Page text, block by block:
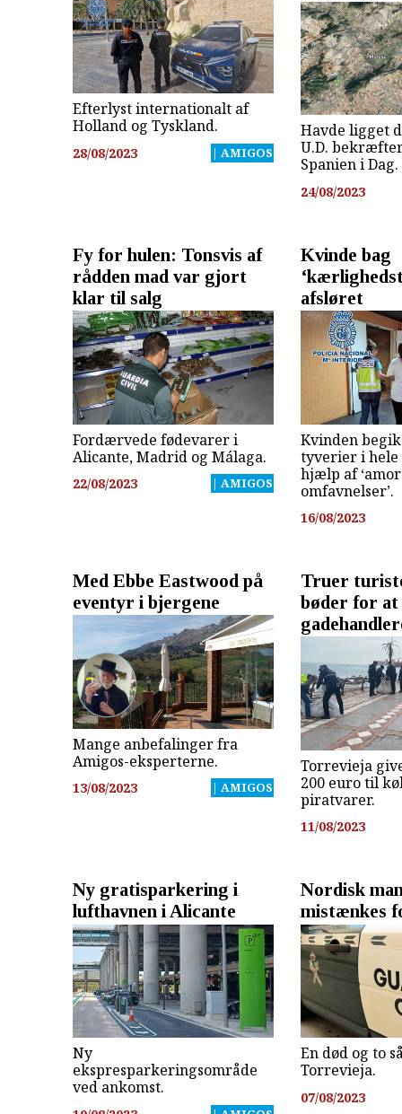
Efterlyst internationalt af
Holland og Tyskland.
28/08/2023 | AMIGOS
Havde ligget
U.D.
Spanien i Dag.
24/08/2023
Fy for hulen: Tonsvis af
rådden mad var gjort
klar til salg
Fordærvede fødevarer i
Alicante, Madrid og Málaga.
22/08/2023 | AMIGOS
Kvinde bag
afsløret
Kvinden
tyverier i hele
hjælp af
omfavnelser’.
16/08/2023
Med Ebbe Eastwood på
eventyr i bjergene
Mange anbefalinger fra
Amigos-eksperterne.
13/08/2023 | AMIGOS
Truer
bøder for at
Torrevieja
200 euro til
piratvarer.
11/08/2023
Ny gratisparkering i
lufthavnen i Alicante
Ny
ekspresparkeringsområde
ved ankomst.
Nordisk
mistænkes
En død og to
Torrevieja.
07/08/2023